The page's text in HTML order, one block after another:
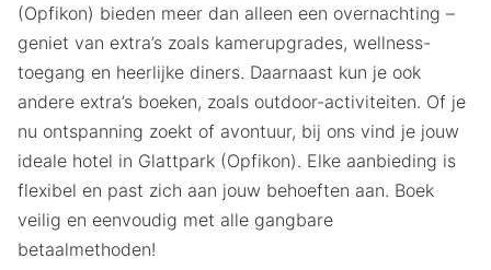
(Opfikon) bieden meer dan alleen een overnachting –
geniet van extra’s zoals kamerupgrades, wellness-
toegang en heerlijke diners. Daarnaast kun je ook
andere extra’s boeken, zoals outdoor-activiteiten. Of je
nu ontspanning zoekt of avontuur, bij ons vind je jouw
ideale hotel in Glattpark (Opfikon). Elke aanbieding is
flexibel en past zich aan jouw behoeften aan. Boek
veilig en eenvoudig met alle gangbare
betaalmethoden!